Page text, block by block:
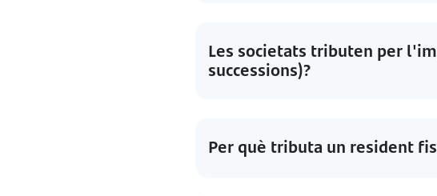
Les societats tributen per
successions)?
Per què tributa un resident